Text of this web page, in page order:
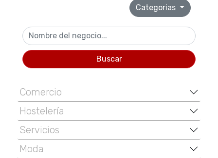
Categorias
Buscar
Comercio
Hostelería
Servicios
Moda